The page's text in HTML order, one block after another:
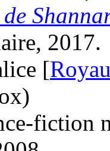
2017.
[
fiction